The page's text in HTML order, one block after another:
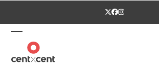
Twitter
Facebook
Instagram
Open
mobile
Close
mobile